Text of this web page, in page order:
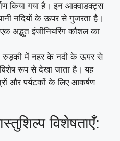
किया गया है। इन आक्वाडक्ट्स
नदियों के ऊपर से गुजरता है।
एक अद्भुत इंजीनियरिंग कौशल का
रुड़की में नहर के नदी के ऊपर से
रूप से देखा जाता है। यह
और पर्यटकों के लिए आकर्षण
विशेषताएँ: